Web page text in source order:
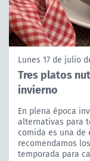
Lunes 17 de julio
Tres platos
invierno
En plena época
alternativas para
comida es una de
recomendamos
temporada para